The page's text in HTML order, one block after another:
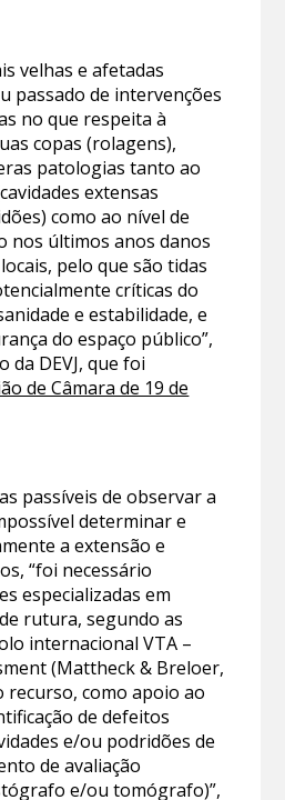
velhas e afetadas
passado de intervenções
no que respeita à
copas (rolagens),
patologias tanto ao
extensas
como ao nível de
nos últimos anos danos
pelo que são tidas
críticas do
e estabilidade, e
do espaço público”,
da DEVJ, que foi
de Câmara de 19 de
passíveis de observar a
determinar e
a extensão e
“foi necessário
especializadas em
rutura, segundo as
internacional VTA –
(Mattheck & Breloer,
recurso, como apoio ao
de defeitos
e/ou podridões de
de avaliação
e/ou tomógrafo)”,